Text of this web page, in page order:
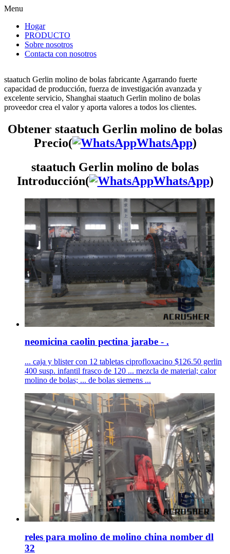
Menu
Hogar
PRODUCTO
Sobre nosotros
Contacta con nosotros
staatuch Gerlin molino de bolas fabricante Agarrando fuerte
capacidad de producción, fuerza de investigación avanzada y
excelente servicio, Shanghai staatuch Gerlin molino de bolas
proveedor crea el valor y aporta valores a todos los clientes.
Obtener staatuch Gerlin molino de bolas
Precio(
WhatsApp)
staatuch Gerlin molino de bolas
Introducción(
WhatsApp)
neomicina caolin pectina jarabe - .
... caja y blister con 12 tabletas ciprofloxacino $126.50 gerlin
400 susp. infantil frasco de 120 ... mezcla de material; calor
molino de bolas; ... de bolas siemens ...
reles para molino de molino china nomber dl
32